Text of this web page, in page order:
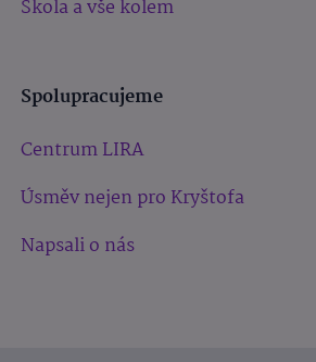
Škola a vše kolem
Spolupracujeme
Centrum LIRA
Úsměv nejen pro Kryštofa
Napsali o nás